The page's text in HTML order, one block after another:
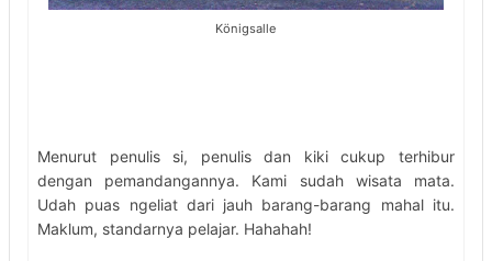
Königsalle
Menurut penulis si, penulis dan kiki cukup terhibur
dengan pemandangannya. Kami sudah wisata mata.
Udah puas ngeliat dari jauh barang-barang mahal itu.
Maklum, standarnya pelajar. Hahahah!